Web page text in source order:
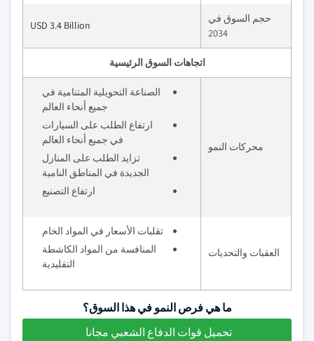
حجم السوق في
2034
USD 3.4 Billion
اتجاهات السوق الرئيسية
محركات النمو
الصناعة التحويلية المتنامية في
جميع أنحاء العالم
ارتفاع الطلب على السيارات
في جميع أنحاء العالم
تزايد الطلب على المنازل
الجديدة في المناطق النامية
ارتفاع التصنيع
العقبات والتحديات
تقلبات الأسعار في المواد الخام
المنافسة من المواد الكاشطة
التقليدية
ما هي فرص النمو في هذا السوق؟
تحميل قوات الدفاع الشعبي مجانا